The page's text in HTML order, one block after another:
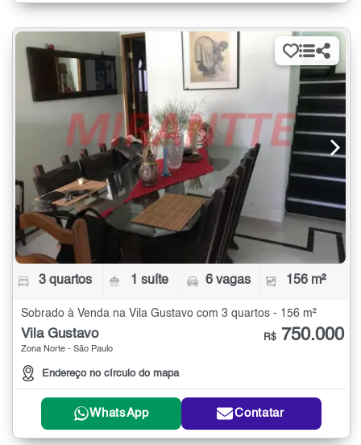
3 quartos 1 suíte 6 vagas 156 m²
Sobrado à Venda na Vila Gustavo com 3 quartos - 156 m²
Vila Gustavo
Zona Norte - São Paulo
Endereço no círculo do mapa
R$ 750.000
WhatsApp Contatar